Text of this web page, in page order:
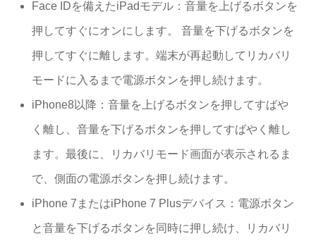
Face IDを備えたiPadモデル：音量を上げるボタンを
押してすぐにオンにします。 音量を下げるボタンを
押してすぐに離します。端末が再起動してリカバリ
モードに入るまで電源ボタンを押し続けます。
iPhone8以降：音量を上げるボタンを押してすばや
く離し、音量を下げるボタンを押してすばやく離し
ます。最後に、リカバリモード画面が表示されるま
で、側面の電源ボタンを押し続けます。
iPhone 7またはiPhone 7 Plusデバイス：電源ボタン
と音量を下げるボタンを同時に押し続け、リカバリ